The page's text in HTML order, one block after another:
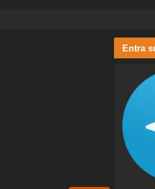
Entra